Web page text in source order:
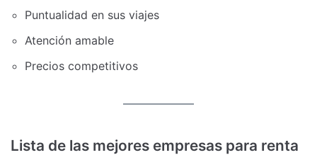
Puntualidad en sus viajes
Atención amable
Precios competitivos
Lista de las mejores empresas para renta